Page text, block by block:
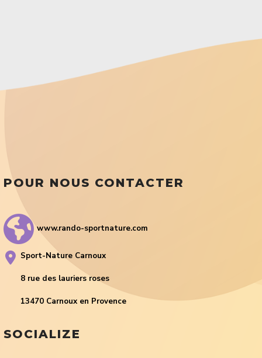
POUR NOUS CONTACTER
www.rando-sportnature.com
Sport-Nature Carnoux
8 rue des lauriers roses
13470 Carnoux en Provence
SOCIALIZE